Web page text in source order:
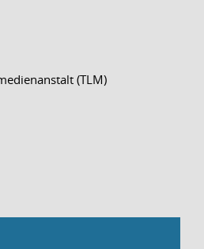
(TLM)